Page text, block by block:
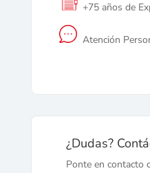
+75 años de
Atención
¿Dudas?
Ponte en contacto